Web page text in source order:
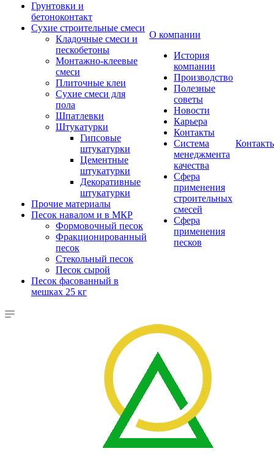
Грунтовки и
бетоноконтакт
Сухие строительные смеси
Кладочные смеси и
пескобетоны
Монтажно-клеевые
смеси
Плиточные клеи
Сухие смеси для
пола
Шпатлевки
Штукатурки
Гипсовые
штукатурки
Цементные
штукатурки
Декоративные
штукатурки
Прочие материалы
Песок навалом и в МКР
Формовочный песок
Фракционированный
песок
Стекольный песок
Песок сырой
Песок фасованный в
мешках 25 кг
О компании
История
компании
Производство
Полезные
советы
Новости
Карьера
Контакты
Система
менеджмента
качества
Сфера
применения
строительных
смесей
Сфера
применения
песков